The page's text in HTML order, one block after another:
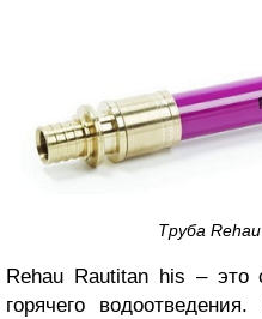
Труба
Rehau Rautitan his – это
горячего